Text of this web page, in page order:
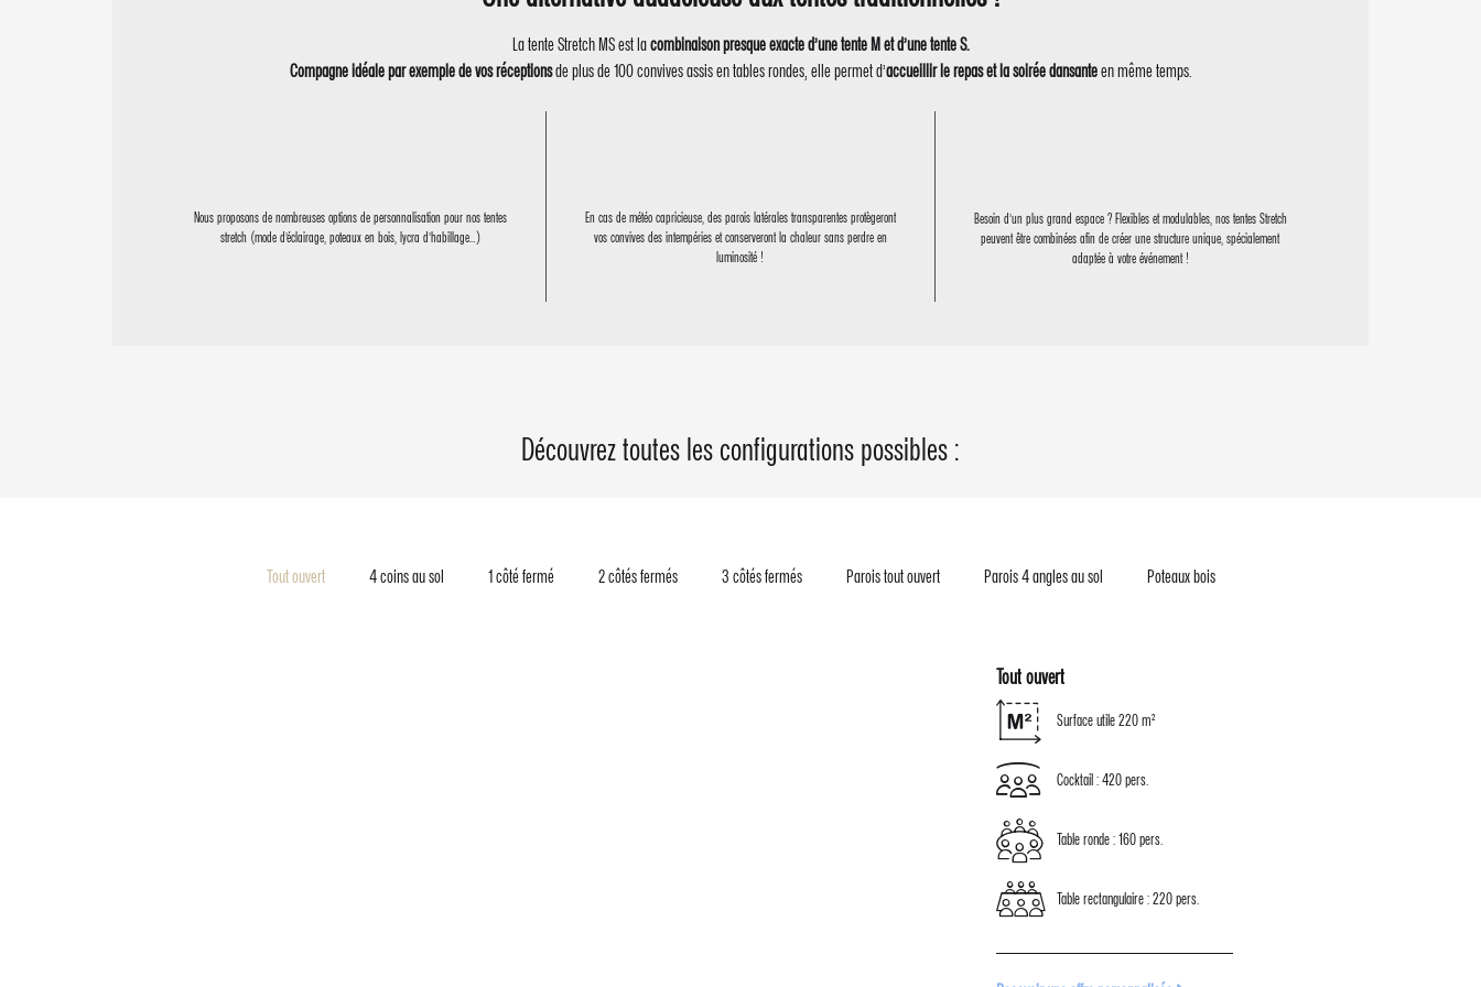
La tente Stretch MS est lacombinaison presque exacte d’une tente M et d’une tente S.
Compagne idéale par exemple de vos réceptionsde plus de 100 convives assis en tables rondes, elle permet d’accueillir le repas et la soirée dansanteen même temps.
Nous proposons de nombreuses options de personnalisation pour nos tentes
stretch (mode d’éclairage, poteaux en bois, lycra d’habillage…)
En cas de météo capricieuse, des parois latérales transparentes protègeront
vos convives des intempéries et conserveront la chaleur sans perdre en
luminosité !
Besoin d’un plus grand espace ? Flexibles et modulables, nos tentes Stretch
peuvent être combinées afin de créer une structure unique, spécialement
adaptée à votre événement !
Découvrez toutes les configurations possibles :
Tout ouvert 4 coins au sol 1 côté fermé 2 côtés fermés 3 côtés fermés Parois tout ouvert Parois 4 angles au sol Poteaux bois
Tout ouvert
Surface utile 220 m²
Cocktail : 420 pers.
Table ronde : 160 pers.
Table rectangulaire : 220 pers.